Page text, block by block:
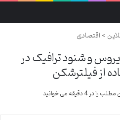
>اقتصادی
و شنود ترافیک در
از فیلترشکن
را در 4 دقیقه می خوانید